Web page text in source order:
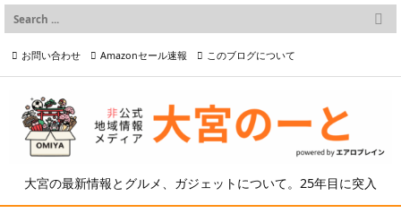
大宮の最新情報とグルメ、ガジェットについて。25年目に突入

メニュー

検索
お問い合わせ Amazonセール速報 このブログについて
プライバシーポリシー等